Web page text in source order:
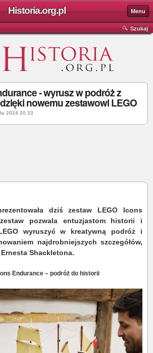
Historia.org.pl Menu
Szukaj
- wyrusz w podróż z
nowemu zestawowi LEGO
2024 20:33
dziś zestaw LEGO Icons
pozwala entuzjastom historii i
wyruszyć w kreatywną podróż i
najdrobniejszych szczegółów,
Shackletona.
Endurance – podróż do historii